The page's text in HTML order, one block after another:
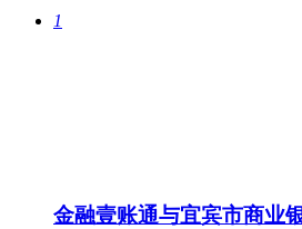
1
金融壹账通与宜宾市商业